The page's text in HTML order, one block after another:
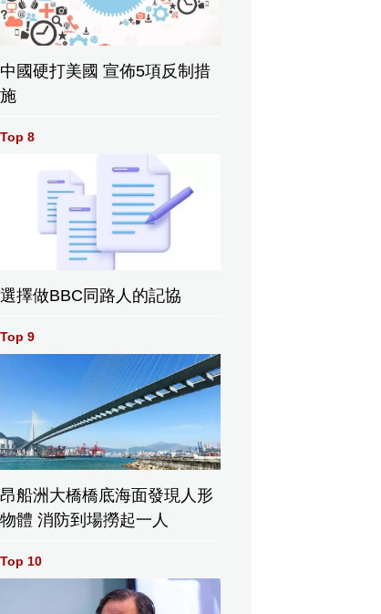
出席朋友婚禮，到場見餐點竟係麥當勞配薄餅傻眼。資料
中國硬打美國 宣佈5項反制措
施
Top 8
選擇做BBC同路人的記協
Top 9
昂船洲大橋橋底海面發現人形
物體 消防到場撈起一人
Top 10